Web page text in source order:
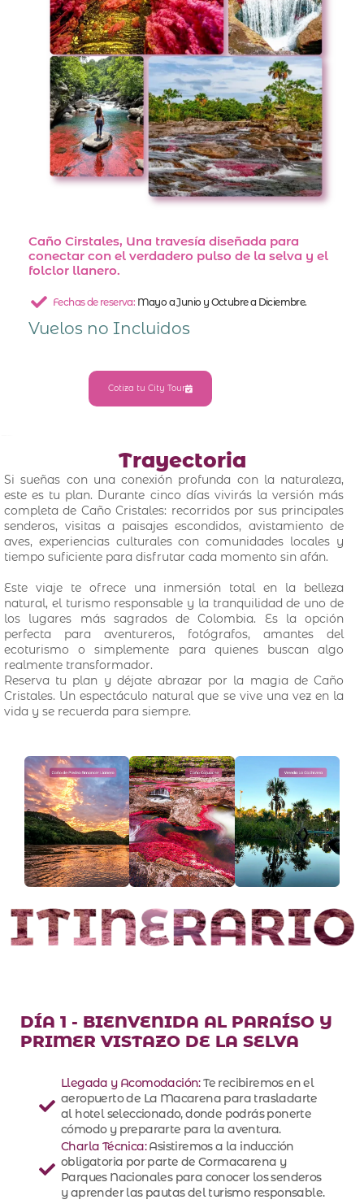
Caño Cirstales, Una travesía diseñada para
conectar con el verdadero pulso de la selva y el
folclor llanero.
Fechas de reserva: Mayo a Junio y Octubre a Diciembre.
Vuelos no Incluidos
Cotiza tu City Tour
Trayectoria
Si sueñas con una conexión profunda con la naturaleza,
este es tu plan. Durante cinco días vivirás la versión más
completa de Caño Cristales: recorridos por sus principales
senderos, visitas a paisajes escondidos, avistamiento de
aves, experiencias culturales con comunidades locales y
tiempo suficiente para disfrutar cada momento sin afán.
Este viaje te ofrece una inmersión total en la belleza
natural, el turismo responsable y la tranquilidad de uno de
los lugares más sagrados de Colombia. Es la opción
perfecta para aventureros, fotógrafos, amantes del
ecoturismo o simplemente para quienes buscan algo
realmente transformador.
Reserva tu plan y déjate abrazar por la magia de Caño
Cristales. Un espectáculo natural que se vive una vez en la
vida y se recuerda para siempre.
DÍA 1 - BIENVENIDA AL PARAÍSO Y
PRIMER VISTAZO DE LA SELVA
Llegada y Acomodación:Te recibiremos en el
aeropuerto de La Macarena para trasladarte
al hotel seleccionado, donde podrás ponerte
cómodo y prepararte para la aventura.
Charla Técnica:Asistiremos a la inducción
obligatoria por parte de Cormacarena y
Parques Nacionales para conocer los senderos
y aprender las pautas del turismo responsable.